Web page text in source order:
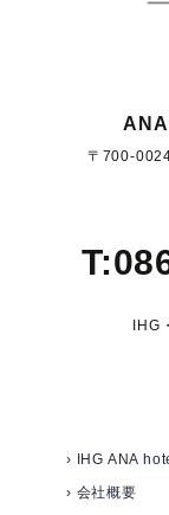
ANA
〒700-
IHG
› IHG ANA
› 会社概要